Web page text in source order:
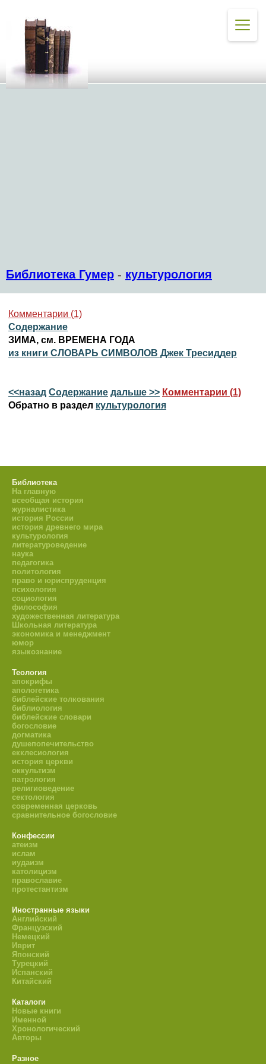
Библиотека Гумер - культурология
Комментарии (1)
Содержание
ЗИМА, см. ВРЕМЕНА ГОДА
из книги СЛОВАРЬ СИМВОЛОВ Джек Тресиддер
<<назад Содержание дальше >> Комментарии (1)
Обратно в раздел культурология
Библиотека
На главную
всеобщая история
журналистика
история России
история древнего мира
культурология
литературоведение
наука
педагогика
политология
право и юриспруденция
психология
социология
философия
художественная литература
Школьная литература
экономика и менеджмент
юмор
языкознание
Теология
апокрифы
апологетика
библейские толкования
библиология
библейские словари
богословие
догматика
душепопечительство
екклесиология
история церкви
оккультизм
патрология
религиоведение
сектология
современная церковь
сравнительное богословие
Конфессии
атеизм
ислам
иудаизм
католицизм
православие
протестантизм
Иностранные языки
Английский
Французский
Немецкий
Иврит
Японский
Турецкий
Испанский
Китайский
Каталоги
Новые книги
Именной
Хронологический
Авторы
Разное